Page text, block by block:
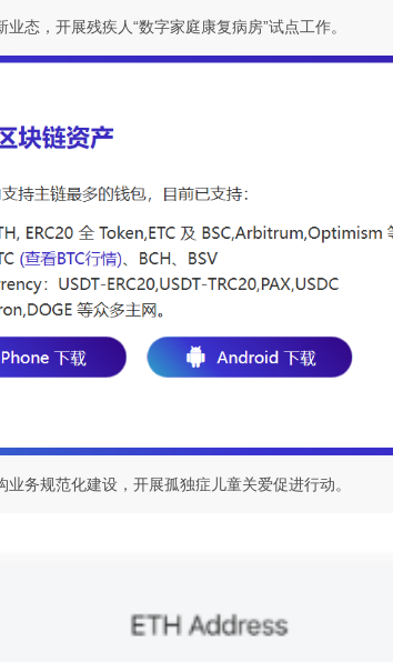
态，开展残疾人“数字家庭康复病房”试点工作。
务规范化建设，开展孤独症儿童关爱促进行动。